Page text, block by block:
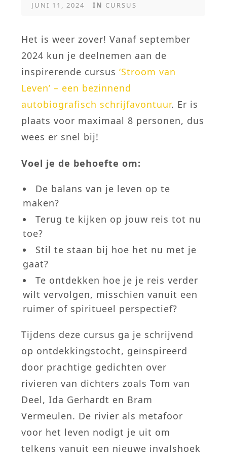
JUNI 11, 2024 IN CURSUS
Het is weer zover! Vanaf september
2024 kun je deelnemen aan de
inspirerende cursus‘Stroom van
Leven’ – een bezinnend
autobiografisch schrijfavontuur. Er is
plaats voor maximaal 8 personen, dus
wees er snel bij!
Voel je de behoefte om:
De balans van je leven op te
maken?
Terug te kijken op jouw reis tot nu
toe?
Stil te staan bij hoe het nu met je
gaat?
Te ontdekken hoe je je reis verder
wilt vervolgen, misschien vanuit een
ruimer of spiritueel perspectief?
Tijdens deze cursus ga je schrijvend
op ontdekkingstocht, geïnspireerd
door prachtige gedichten over
rivieren van dichters zoals Tom van
Deel, Ida Gerhardt en Bram
Vermeulen. De rivier als metafoor
voor het leven nodigt je uit om
telkens vanuit een nieuwe invalshoek